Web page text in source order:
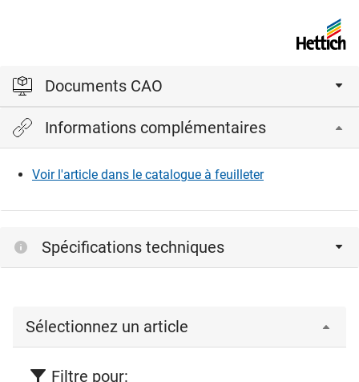
Documents CAO
Veuillez vous connecter pour afficher et télécharger les
fichiers CAD.
Connexion
Informations complémentaires
Voir l'article dans le catalogue à feuilleter
Spécifications techniques
Sélectionnez un article
Filtre pour: